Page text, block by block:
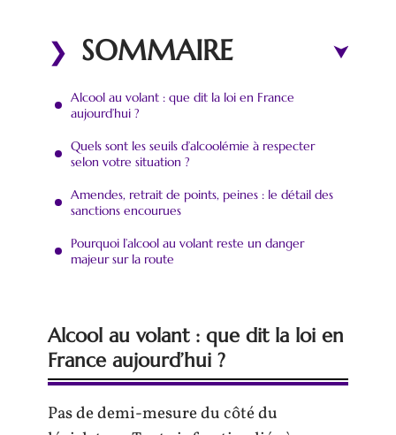
SOMMAIRE
Alcool au volant : que dit la loi en France
aujourd’hui ?
Quels sont les seuils d’alcoolémie à respecter
selon votre situation ?
Amendes, retrait de points, peines : le détail des
sanctions encourues
Pourquoi l’alcool au volant reste un danger
majeur sur la route
Alcool au volant : que dit la loi en
France aujourd’hui ?
Pas de demi-mesure du côté du